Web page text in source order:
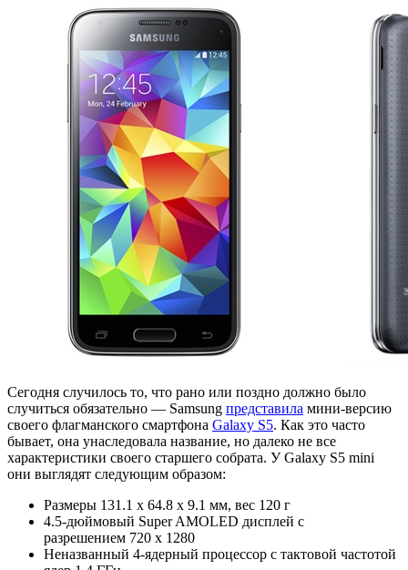
Сегодня случилось то, что рано или поздно должно было
случиться обязательно — Samsung представила мини-версию
своего флагманского смартфона Galaxy S5. Как это часто
бывает, она унаследовала название, но далеко не все
характеристики своего старшего собрата. У Galaxy S5 mini
они выглядят следующим образом:
Размеры 131.1 x 64.8 x 9.1 мм, вес 120 г
4.5-дюймовый Super AMOLED дисплей с
разрешением 720 x 1280
Неназванный 4-ядерный процессор с тактовой частотой